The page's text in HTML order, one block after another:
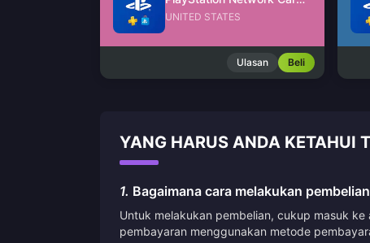
UNITED STATES
Ulasan Beli
YANG HARUS ANDA KETAHUI
1. Bagaimana cara melakukan
Untuk melakukan pembelian, cukup masuk
pembayaran menggunakan metode